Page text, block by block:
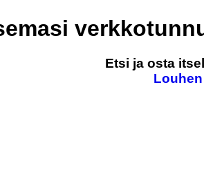
Etsi ja osta